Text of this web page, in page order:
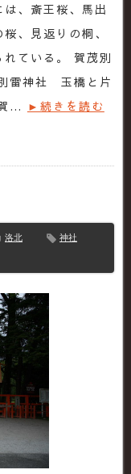
、斎王桜、馬出
、見返りの桐、
ている。 賀茂別
雷神社 玉橋と片
… ►続きを読む
洛北 神社